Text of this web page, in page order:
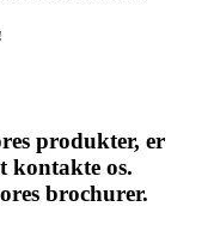
produkter, er
kontakte os.
brochurer.